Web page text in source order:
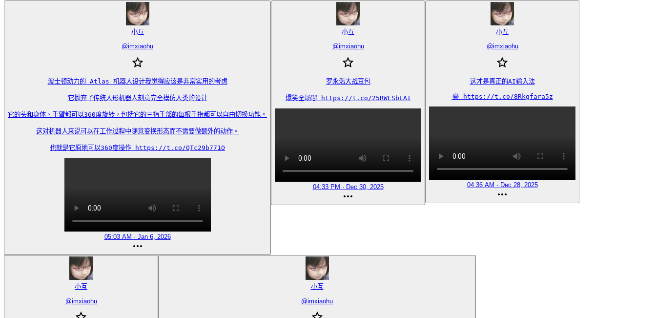
小互
@imxiaohu
波士顿动力的 Atlas 机器人设计我觉得应该是非常实用的考虑
它抛弃了传统人形机器人刻意完全模仿人类的设计
它的头和身体、手臂都可以360度旋转，包括它的三指手部的每根手指都可以自由切换功能。
这对机器人来说可以在工作过程中随意变换形态而不需要做额外的动作。
也就是它原地可以360度操作 https://t.co/QTc29b771O
05:03 AM · Jan 6, 2026
小互
@imxiaohu
罗永浩大战豆包
爆笑全场🤣 https://t.co/25RWESbLAI
04:33 PM · Dec 30, 2025
小互
@imxiaohu
这才是真正的AI输入法
😂 https://t.co/8Rkgfara5z
04:36 AM · Dec 28, 2025
小互
@imxiaohu
小互
@imxiaohu